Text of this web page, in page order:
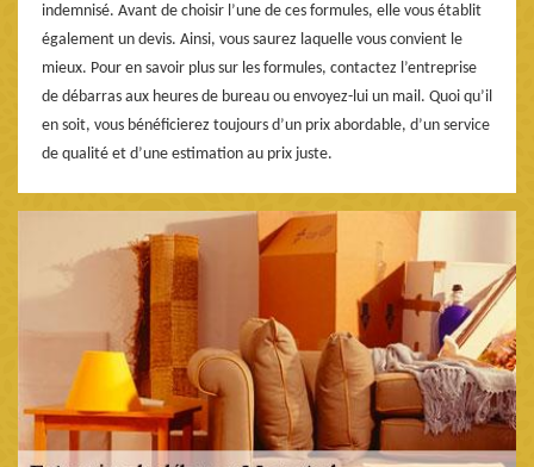
indemnisé. Avant de choisir l’une de ces formules, elle vous établit
également un devis. Ainsi, vous saurez laquelle vous convient le
mieux. Pour en savoir plus sur les formules, contactez l’entreprise
de débarras aux heures de bureau ou envoyez-lui un mail. Quoi qu’il
en soit, vous bénéficierez toujours d’un prix abordable, d’un service
de qualité et d’une estimation au prix juste.